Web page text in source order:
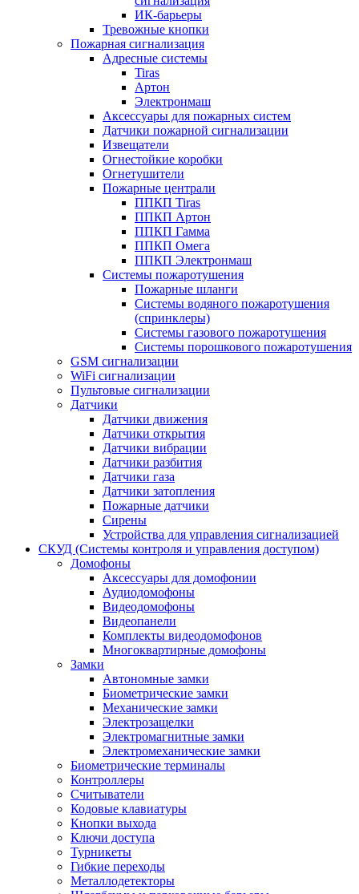
ИК-барьеры
Тревожные кнопки
Пожарная сигнализация
Адресные системы
Tiras
Артон
Электронмаш
Аксессуары для пожарных систем
Датчики пожарной сигнализации
Извещатели
Огнестойкие коробки
Огнетушители
Пожарные централи
ППКП Tiras
ППКП Артон
ППКП Гамма
ППКП Омега
ППКП Электронмаш
Системы пожаротушения
Пожарные шланги
Системы водяного пожаротушения
(спринклеры)
Системы газового пожаротушения
Системы порошкового пожаротушения
GSM сигнализации
WiFi сигнализации
Пультовые сигнализации
Датчики
Датчики движения
Датчики открытия
Датчики вибрации
Датчики разбития
Датчики газа
Датчики затопления
Пожарные датчики
Сирены
Устройства для управления сигнализацией
СКУД (Системы контроля и управления доступом)
Домофоны
Аксессуары для домофонии
Аудиодомофоны
Видеодомофоны
Видеопанели
Комплекты видеодомофонов
Многоквартирные домофоны
Замки
Автономные замки
Биометрические замки
Механические замки
Электрозащелки
Электромагнитные замки
Электромеханические замки
Биометрические терминалы
Контроллеры
Считыватели
Кодовые клавиатуры
Кнопки выхода
Ключи доступа
Турникеты
Гибкие переходы
Металлодетекторы